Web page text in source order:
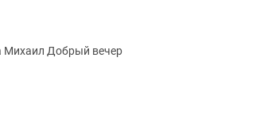
Михаил Добрый вечер